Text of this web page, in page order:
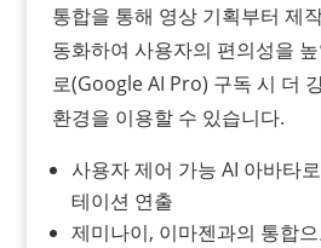
통합을 통해 영상 기획부터 제
동화하여 사용자의 편의성을
로(Google AI Pro) 구독 시 더
환경을 이용할 수 있습니다.
사용자 제어 가능 AI 아바타
테이션 연출
제미나이, 이마젠과의 통합